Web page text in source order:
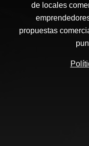
de locales
propuestas